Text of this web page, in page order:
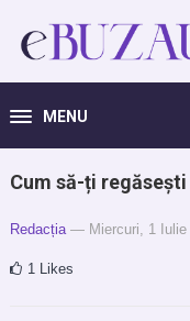
MENU
Cum să-ți
Redacția — Miercuri, 1 Iulie
1 Likes